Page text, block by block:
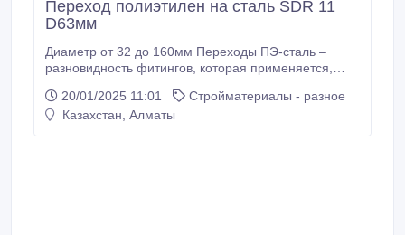
Переход полиэтилен на сталь SDR 11
D63мм
Диаметр от 32 до 160мм Переходы ПЭ-сталь –
разновидность фитингов, которая применяется,
полиэтиленовых и металлических труб.
Используются для монтажа газопроводов и
20/01/2025 11:01
Стройматериалы - разное
Казахстан, Алматы